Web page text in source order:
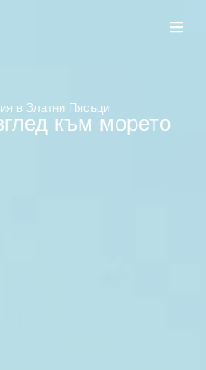
в Златни Пясъци
към морето